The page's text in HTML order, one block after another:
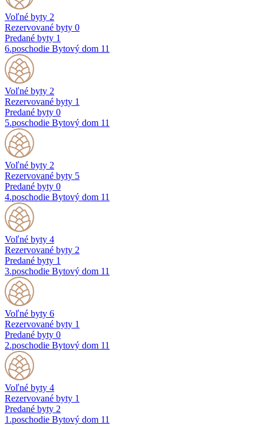
Voľné byty 2
Rezervované byty 0
Predané byty 1
6.poschodie Bytový dom 11
Voľné byty 2
Rezervované byty 1
Predané byty 0
5.poschodie Bytový dom 11
Voľné byty 2
Rezervované byty 5
Predané byty 0
4.poschodie Bytový dom 11
Voľné byty 4
Rezervované byty 2
Predané byty 1
3.poschodie Bytový dom 11
Voľné byty 6
Rezervované byty 1
Predané byty 0
2.poschodie Bytový dom 11
Voľné byty 4
Rezervované byty 1
Predané byty 2
1.poschodie Bytový dom 11